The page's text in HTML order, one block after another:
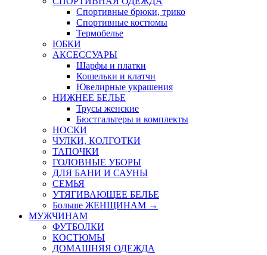
Спортивные брюки, трико
Спортивные костюмы
Термобелье
ЮБКИ
AКСЕССУАРЫ
Шарфы и платки
Кошельки и клатчи
Ювелирные украшения
НИЖНЕЕ БЕЛЬЕ
Трусы женские
Бюстгальтеры и комплекты
НОСКИ
ЧУЛКИ, КОЛГОТКИ
ТАПОЧКИ
ГОЛОВНЫЕ УБОРЫ
ДЛЯ БАНИ И САУНЫ
СЕМЬЯ
УТЯГИВАЮЩЕЕ БЕЛЬЕ
Больше ЖЕНЩИНАМ →
МУЖЧИНАМ
ФУТБОЛКИ
КОСТЮМЫ
ДОМАШНЯЯ ОДЕЖДА